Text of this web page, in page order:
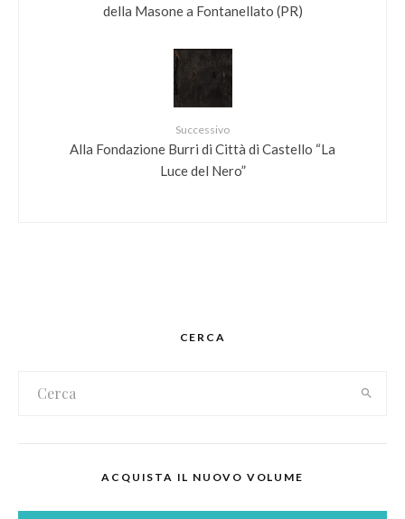
della Masone a Fontanellato (PR)
Successivo
Alla Fondazione Burri di Città di Castello “La
Luce del Nero”
CERCA
ACQUISTA IL NUOVO VOLUME